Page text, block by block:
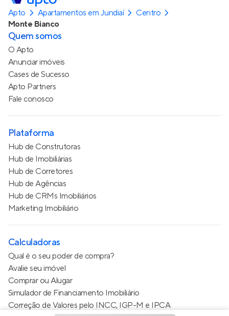
Apto Apartamentos em Jundiaí
Centro
Monte Bianco
Quem somos
O Apto
Anunciar imóveis
Cases de Sucesso
Apto Partners
Fale conosco
Plataforma
Hub de Construtoras
Hub de Imobiliárias
Hub de Corretores
Hub de Agências
Hub de CRMs Imobiliários
Marketing Imobiliário
Calculadoras
Qual é o seu poder de compra?
Avalie seu imóvel
Comprar ou Alugar
Simulador de Financiamento Imobiliário
Correção de Valores pelo INCC, IGP-M e IPCA